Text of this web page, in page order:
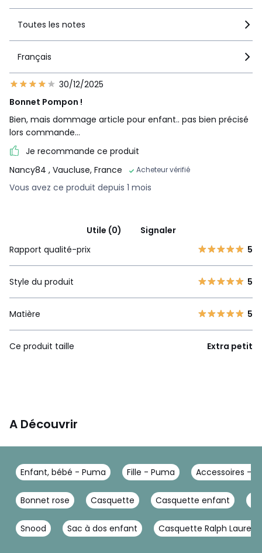
Toutes les notes
Français
30/12/2025
Bonnet Pompon !
Bien, mais dommage article pour enfant.. pas bien précisé
lors commande...
Je recommande ce produit
Nancy84 , Vaucluse, France Acheteur vérifié
Vous avez ce produit depuis 1 mois
Utile (0)
Signaler
Rapport qualité-prix
5
Style du produit 5
Matière 5
Ce produit taille Extra petit
A Découvrir
Enfant, bébé - Puma Fille - Puma Accessoires -
Bonnet rose Casquette Casquette enfant
Snood Sac à dos enfant Casquette Ralph Lauren